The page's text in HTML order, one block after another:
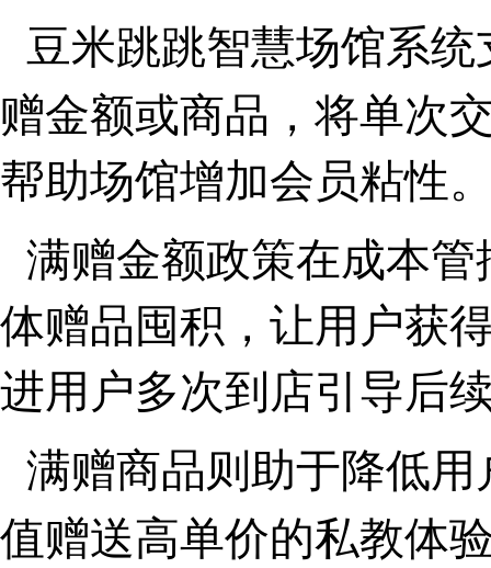
豆米跳跳智慧场馆系
赠金额或商品 ，将单次
帮助场馆增加会员粘性
满赠金额政策在成本
体赠品囤积，让用户获
进用户多次到店引导后
满赠商品则助于降低
值赠送高单价的私教体